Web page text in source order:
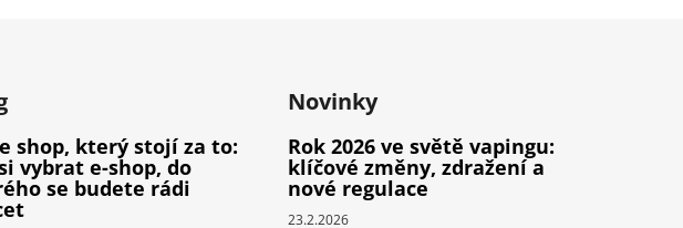
shop, který stojí za to:
vybrat e-shop, do
se budete rádi
Novinky
Rok 2026 ve světě vapingu:
klíčové změny, zdražení a
nové regulace
23.2.2026